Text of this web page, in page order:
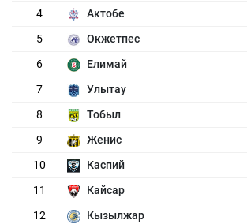
4
Актобе
5
Окжетпес
6
Елимай
7
Улытау
8
Тобыл
9
Женис
10
Каспий
11
Кайсар
12
Кызылжар